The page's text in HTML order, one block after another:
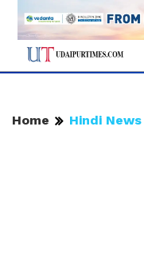
Home Hindi News